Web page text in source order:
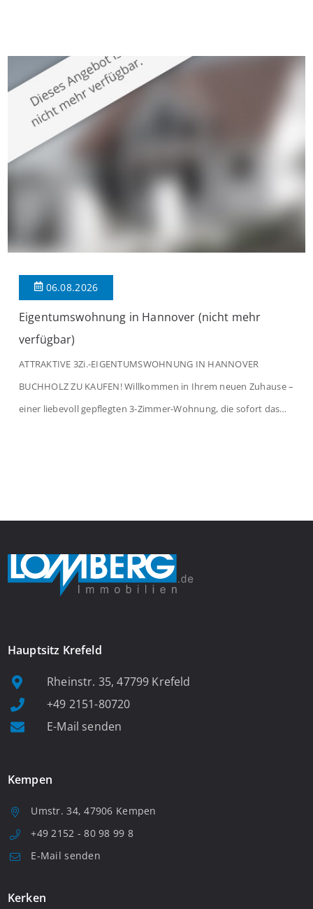
großzügige Räume und eine hochwertige Ausstattung, die
modernen Wohnkomfort mit einem stilvollen Ambiente
verbindet. Der […]
06.08.2026
Eigentumswohnung in Hannover (nicht mehr
verfügbar)
ATTRAKTIVE 3Zi.-EIGENTUMSWOHNUNG IN HANNOVER
BUCHHOLZ ZU KAUFEN! Willkommen in Ihrem neuen Zuhause –
einer liebevoll gepflegten 3-Zimmer-Wohnung, die sofort das
Hauptsitz Krefeld
Rheinstr. 35, 47799 Krefeld
+49 2151-80720
E-Mail senden
Kempen
Umstr. 34, 47906 Kempen
+49 2152 - 80 98 99 8
E-Mail senden
Kerken